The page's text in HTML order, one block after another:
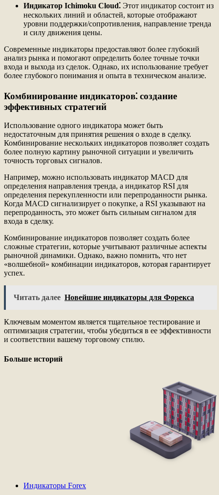
Индикатор Ichimoku Cloud⁚ Этот индикатор состоит из
нескольких линий и областей, которые отображают
уровни поддержки/сопротивления, направление тренда
и силу движения цены.
Современные индикаторы предоставляют более глубокий
анализ рынка и помогают определить более точные точки
входа и выхода из сделок. Однако, их использование требует
более глубокого понимания и опыта в техническом анализе.
Комбинирование индикаторов⁚ создание
эффективных стратегий
Использование одного индикатора может быть
недостаточным для принятия решения о входе в сделку.
Комбинирование нескольких индикаторов позволяет создать
более полную картину рыночной ситуации и увеличить
точность торговых сигналов.
Например, можно использовать индикатор MACD для
определения направления тренда, а индикатор RSI для
определения перекупленности или перепроданности рынка.
Когда MACD сигнализирует о покупке, а RSI указывают на
перепроданность, это может быть сильным сигналом для
входа в сделку.
Комбинирование индикаторов позволяет создать более
сложные стратегии, которые учитывают различные аспекты
рыночной динамики. Однако, важно помнить, что нет
«волшебной» комбинации индикаторов, которая гарантирует
успех.
Читать далее Новейшие индикаторы для Форекса
Ключевым моментом является тщательное тестирование и
оптимизация стратегии, чтобы убедиться в ее эффективности
и соответствии вашему торговому стилю.
Больше историй
Индикаторы Forex